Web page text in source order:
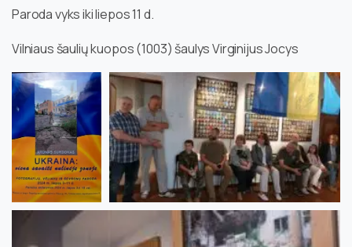
Paroda vyks iki liepos 11 d.
Vilniaus šaulių kuopos (1003) šaulys Virginijus Jocys